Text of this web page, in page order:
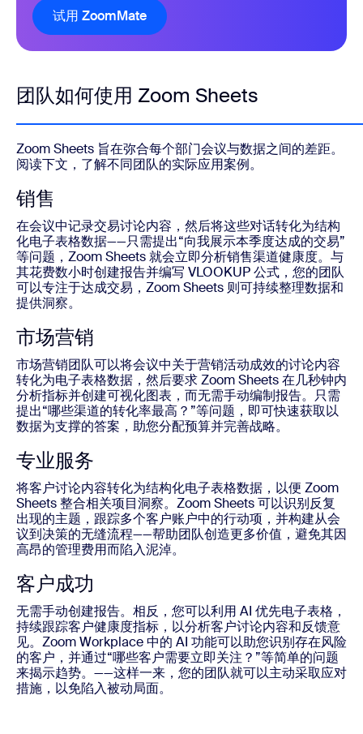
试用 ZoomMate
团队如何使用 Zoom Sheets
Zoom Sheets 旨在弥合每个部门会议与数据之间的差距。
阅读下文，了解不同团队的实际应用案例。
销售
在会议中记录交易讨论内容，然后将这些对话转化为结构
化电子表格数据——只需提出“向我展示本季度达成的交易”
等问题，Zoom Sheets 就会立即分析销售渠道健康度。与
其花费数小时创建报告并编写 VLOOKUP 公式，您的团队
可以专注于达成交易，Zoom Sheets 则可持续整理数据和
提供洞察。
市场营销
市场营销团队可以将会议中关于营销活动成效的讨论内容
转化为电子表格数据，然后要求 Zoom Sheets 在几秒钟内
分析指标并创建可视化图表，而无需手动编制报告。只需
提出“哪些渠道的转化率最高？”等问题，即可快速获取以
数据为支撑的答案，助您分配预算并完善战略。
专业服务
将客户讨论内容转化为结构化电子表格数据，以便 Zoom
Sheets 整合相关项目洞察。Zoom Sheets 可以识别反复
出现的主题，跟踪多个客户账户中的行动项，并构建从会
议到决策的无缝流程——帮助团队创造更多价值，避免其因
高昂的管理费用而陷入泥淖。
客户成功
无需手动创建报告。相反，您可以利用 AI 优先电子表格，
持续跟踪客户健康度指标，以分析客户讨论内容和反馈意
见。Zoom Workplace 中的 AI 功能可以助您识别存在风险
的客户，并通过“哪些客户需要立即关注？”等简单的问题
来揭示趋势。——这样一来，您的团队就可以主动采取应对
措施，以免陷入被动局面。